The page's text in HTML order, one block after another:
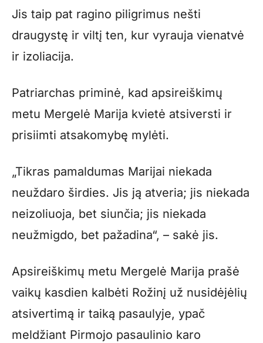
Jis taip pat ragino piligrimus nešti
draugystę ir viltį ten, kur vyrauja vienatvė
ir izoliacija.
Patriarchas priminė, kad apsireiškimų
metu Mergelė Marija kvietė atsiversti ir
prisiimti atsakomybę mylėti.
„Tikras pamaldumas Marijai niekada
neuždaro širdies. Jis ją atveria; jis niekada
neizoliuoja, bet siunčia; jis niekada
neužmigdo, bet pažadina“, – sakė jis.
Apsireiškimų metu Mergelė Marija prašė
vaikų kasdien kalbėti Rožinį už nusidėjėlių
atsivertimą ir taiką pasaulyje, ypač
meldžiant Pirmojo pasaulinio karo